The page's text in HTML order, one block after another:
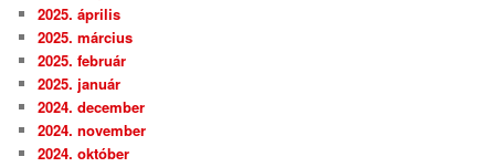
2025. április
2025. március
2025. február
2025. január
2024. december
2024. november
2024. október